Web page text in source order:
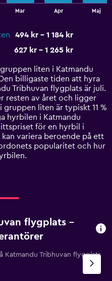
Mar Apr Maj
494 kr - 1 184 kr
627 kr - 1 265 kr
liten i Katmandu
billigaste tiden att hyra
Tribhuvan flygplats är juli.
resten av året och ligger
gruppen liten är typiskt 11 %
hyrbilen i Katmandu
för en hyrbil i
variera beroende på ett
popularitet och hur
flygplats –
Katmandu Tribhuvan flygplats